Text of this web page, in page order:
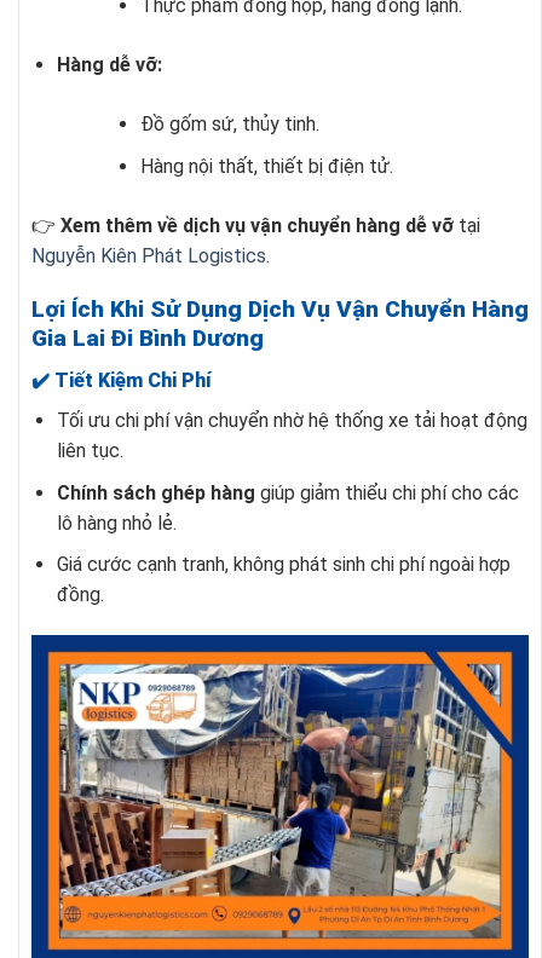
Thực phẩm đóng hộp, hàng đông lạnh.
Hàng dễ vỡ:
Đồ gốm sứ, thủy tinh.
Hàng nội thất, thiết bị điện tử.
👉 Xem thêm về dịch vụ vận chuyển hàng dễ vỡ tại
Nguyễn Kiên Phát Logistics.
Lợi Ích Khi Sử Dụng Dịch Vụ Vận Chuyển Hàng
Gia Lai Đi Bình Dương
✔️ Tiết Kiệm Chi Phí
Tối ưu chi phí vận chuyển nhờ hệ thống xe tải hoạt động
liên tục.
Chính sách ghép hàng giúp giảm thiểu chi phí cho các
lô hàng nhỏ lẻ.
Giá cước cạnh tranh, không phát sinh chi phí ngoài hợp
đồng.